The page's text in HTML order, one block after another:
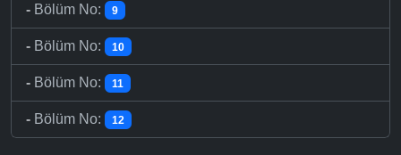
- Bölüm No: 9
- Bölüm No: 10
- Bölüm No: 11
- Bölüm No: 12